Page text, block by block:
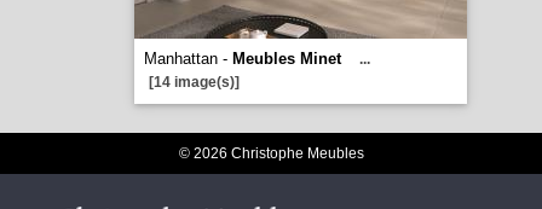
Manhattan - Meubles Minet
...
[14 image(s)]
© 2026 Christophe Meubles